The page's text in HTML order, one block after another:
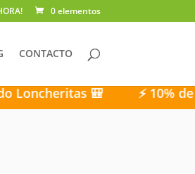
0 elementos
CONTACTO
🎒 ⚡ 10% de